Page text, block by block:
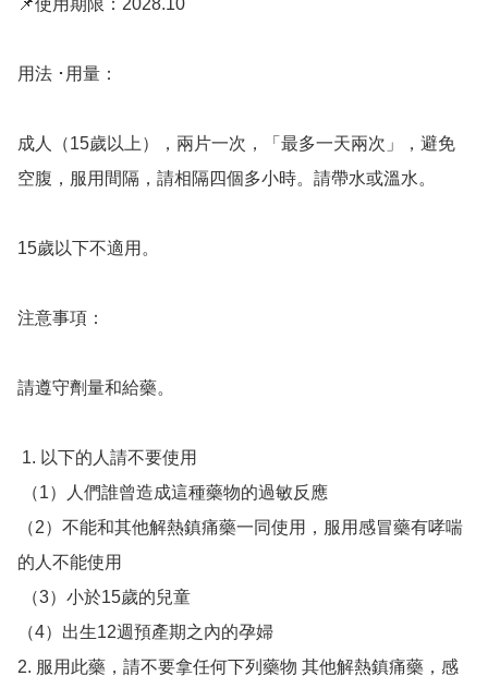
用法 ･用量：
成人（15歲以上），兩片一次，「最多一天兩次」，避免
空腹，服用間隔，請相隔四個多小時。請帶水或溫水。
15歲以下不適用。
注意事項：
請遵守劑量和給藥。
（2）不能和其他解熱鎮痛藥一同使用，服用感冒藥有哮喘
的人不能使用
（4）出生12週預產期之內的孕婦
2. 服用此藥，請不要拿任何下列藥物 其他解熱鎮痛藥，感